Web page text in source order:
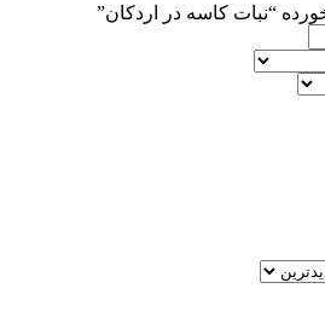
“نبات کاسه در اردکان”